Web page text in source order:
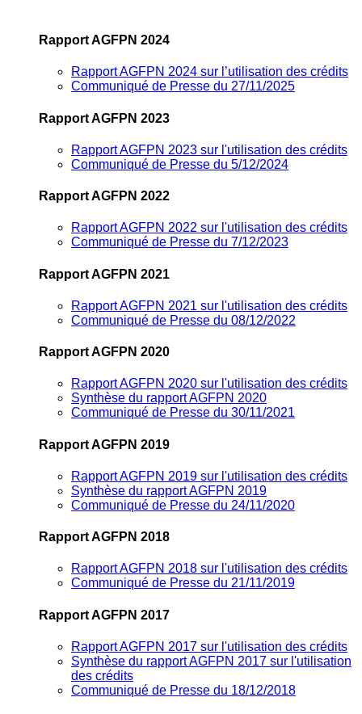
Rapport AGFPN 2024
Rapport AGFPN 2024 sur l’utilisation des crédits
Communiqué de Presse du 27/11/2025
Rapport AGFPN 2023
Rapport AGFPN 2023 sur l'utilisation des crédits
Communiqué de Presse du 5/12/2024
Rapport AGFPN 2022
Rapport AGFPN 2022 sur l'utilisation des crédits
Communiqué de Presse du 7/12/2023
Rapport AGFPN 2021
Rapport AGFPN 2021 sur l'utilisation des crédits
Communiqué de Presse du 08/12/2022
Rapport AGFPN 2020
Rapport AGFPN 2020 sur l'utilisation des crédits
Synthèse du rapport AGFPN 2020
Communiqué de Presse du 30/11/2021
Rapport AGFPN 2019
Rapport AGFPN 2019 sur l'utilisation des crédits
Synthèse du rapport AGFPN 2019
Communiqué de Presse du 24/11/2020
Rapport AGFPN 2018
Rapport AGFPN 2018 sur l'utilisation des crédits
Communiqué de Presse du 21/11/2019
Rapport AGFPN 2017
Rapport AGFPN 2017 sur l'utilisation des crédits
Synthèse du rapport AGFPN 2017 sur l'utilisation
des crédits
Communiqué de Presse du 18/12/2018